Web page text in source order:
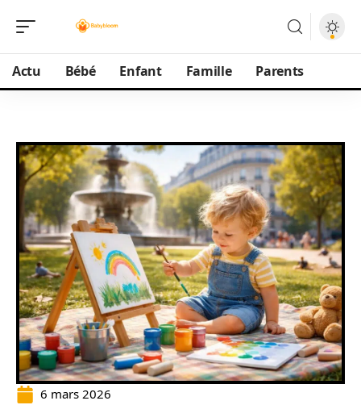
Actu Bébé Enfant Famille Parents
6 mars 2026